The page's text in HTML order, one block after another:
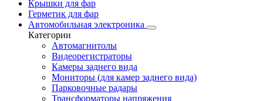
Крышки для фар
Герметик для фар
Автомобильная электроника
Категории
Автомагнитолы
Видеорегистраторы
Камеры заднего вида
Мониторы (для камер заднего вида)
Парковочные радары
Трансформаторы напряжения